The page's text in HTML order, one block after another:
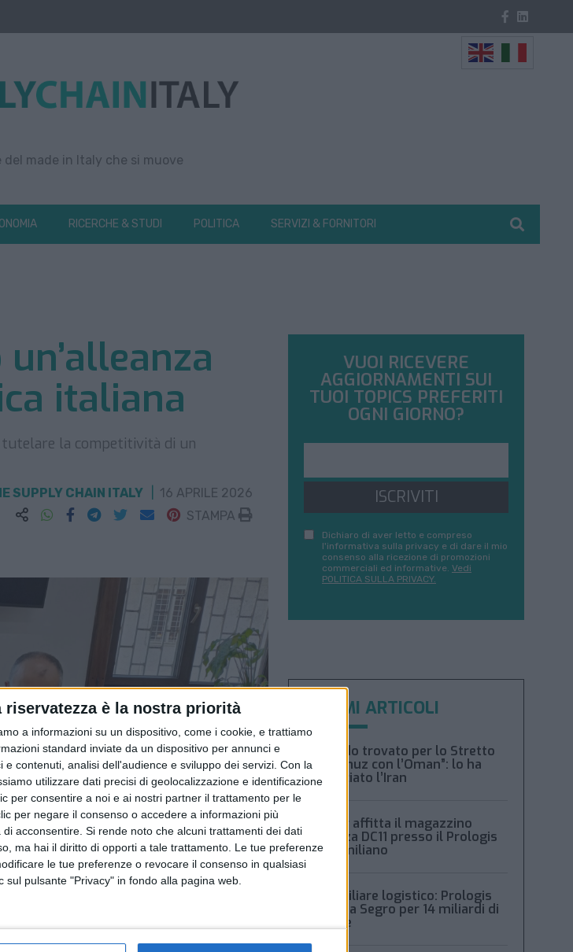
è la nostra priorità
a informazioni su un dispositivo, come i cookie, e trattiamo
standard inviate da un dispositivo per annunci e
contenuti, analisi dell'audience e sviluppo dei servizi. Con la
utilizzare dati precisi di geolocalizzazione e identificazione
per consentire a noi e ai nostri partner il trattamento per le
per negare il consenso o accedere a informazioni più
acconsentire. Si rende noto che alcuni trattamenti dei dati
ma hai il diritto di opporti a tale trattamento. Le tue preferenze
le tue preferenze o revocare il consenso in qualsiasi
pulsante "Privacy" in fondo alla pagina web.
del made in Italy che si muove
RICERCHE & STUDI POLITICA SERVIZI & FORNITORI
italiana
tutelare la competitività di un
SUPPLY CHAIN ITALY
16 APRILE 2026
STAMPA
VUOI RICEVERE
AGGIORNAMENTI SUI
TUOI TOPICS PREFERITI
OGNI GIORNO?
ISCRIVITI
Dichiaro di aver letto e compreso
l'informativa sulla privacy e di dare il mio
consenso alla ricezione di promozioni
commerciali ed informative. Vedi
POLITICA SULLA PRIVACY.
ULTIMI ARTICOLI
“Accordo trovato per lo Stretto
di Hormuz con l’Oman”: lo ha
annunciato l’Iran
Condor affitta il magazzino
Piacenza DC11 presso il Prologis
Park emiliano
Immobiliare logistico: Prologis
acquista Segro per 14 miliardi di
sterline